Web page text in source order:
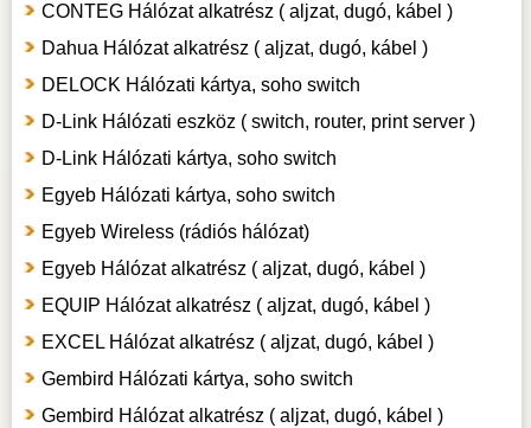
CONTEG Hálózat alkatrész ( aljzat, dugó, kábel )
Dahua Hálózat alkatrész ( aljzat, dugó, kábel )
DELOCK Hálózati kártya, soho switch
D-Link Hálózati eszköz ( switch, router, print server )
D-Link Hálózati kártya, soho switch
Egyeb Hálózati kártya, soho switch
Egyeb Wireless (rádiós hálózat)
Egyeb Hálózat alkatrész ( aljzat, dugó, kábel )
EQUIP Hálózat alkatrész ( aljzat, dugó, kábel )
EXCEL Hálózat alkatrész ( aljzat, dugó, kábel )
Gembird Hálózati kártya, soho switch
Gembird Hálózat alkatrész ( aljzat, dugó, kábel )